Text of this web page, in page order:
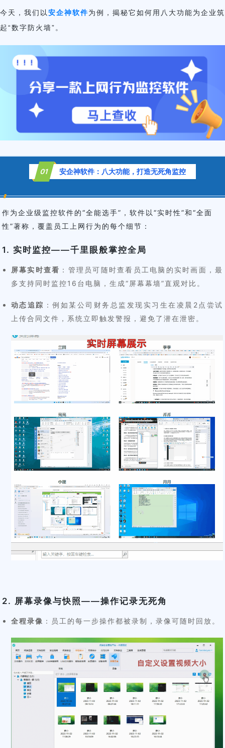
今天，我们以 安企神软件为例，揭秘它如何用八大功能为企业筑
起“数字防火墙”。
01 安企神软件：八大功能，打造无死角监控
作为企业级监控软件的“全能选手”，软件以“实时性”和“全面
性”著称，覆盖员工上网行为的每个细节：
1. 实时监控——千里眼般掌控全局
屏幕实时查看 ：管理员可随时查看员工电脑的实时画面，最
多支持同时监控16台电脑，生成“屏幕幕墙”直观对比。
动态追踪 ：例如某公司财务总监发现实习生在凌晨2点尝试
上传合同文件，系统立即触发警报，避免了潜在泄密。
2. 屏幕录像与快照——操作记录无死角
全程录像 ：员工的每一步操作都被录制，录像可随时回放。